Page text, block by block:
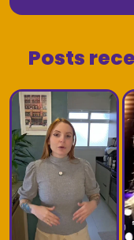
Posts